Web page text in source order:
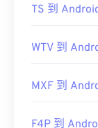
TS 到
WTV 到
MXF 到
F4P 到